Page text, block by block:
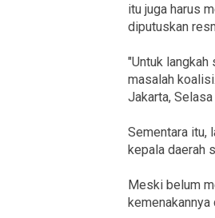
itu juga harus
diputuskan
"Untuk
masalah
Jakarta,
Sementara itu,
kepala daerah
Meski belum